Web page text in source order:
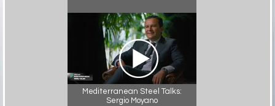
Mediterranean Steel Talks:
Sergio Moyano